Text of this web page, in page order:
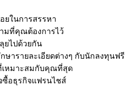
ยในการสรรหา
มที่คุณต้องการไว้
ยไปด้วยกัน
ษารายละเอียดต่างๆ กับนักลงทุนฟรี
หมาะสมกับคุณที่สุด
อธุรกิจแฟรนไชส์